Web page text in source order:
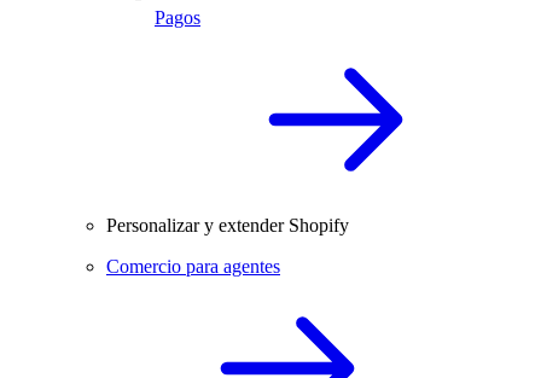
Pagos
Personalizar y extender Shopify
Comercio para agentes